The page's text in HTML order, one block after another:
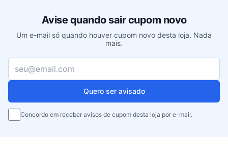
Avise quando sair cupom novo
Um e-mail só quando houver cupom novo desta loja. Nada
mais.
Seu e-mail
Quero ser avisado
Concordo em receber avisos de cupom desta loja por e-mail.